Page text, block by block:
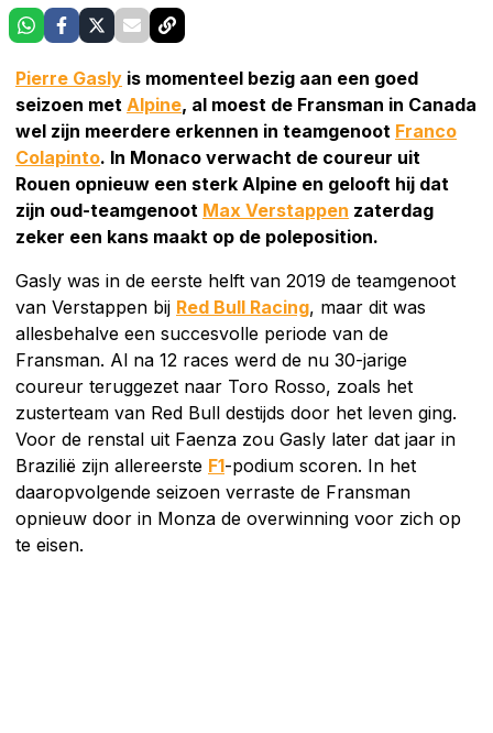
Pierre Gasly is momenteel bezig aan een goed
seizoen met Alpine, al moest de Fransman in Canada
wel zijn meerdere erkennen in teamgenoot Franco
Colapinto. In Monaco verwacht de coureur uit
Rouen opnieuw een sterk Alpine en gelooft hij dat
zijn oud-teamgenoot Max Verstappen zaterdag
zeker een kans maakt op de poleposition.
Gasly was in de eerste helft van 2019 de teamgenoot
van Verstappen bij Red Bull Racing, maar dit was
allesbehalve een succesvolle periode van de
Fransman. Al na 12 races werd de nu 30-jarige
coureur teruggezet naar Toro Rosso, zoals het
zusterteam van Red Bull destijds door het leven ging.
Voor de renstal uit Faenza zou Gasly later dat jaar in
Brazilië zijn allereerste F1-podium scoren. In het
daaropvolgende seizoen verraste de Fransman
opnieuw door in Monza de overwinning voor zich op
te eisen.